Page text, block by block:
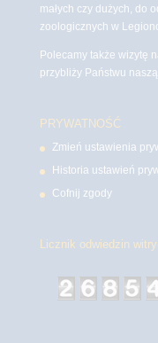
małych czy dużych, do
zoologicznych w
Polecamy także wizytę
przybliży Państwu
PRYWATNOŚĆ
Zmień ustawienia
Historia ustawień
Cofnij zgody
Licznik odwiedzin